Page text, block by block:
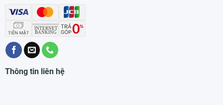
Thông tin liên hệ